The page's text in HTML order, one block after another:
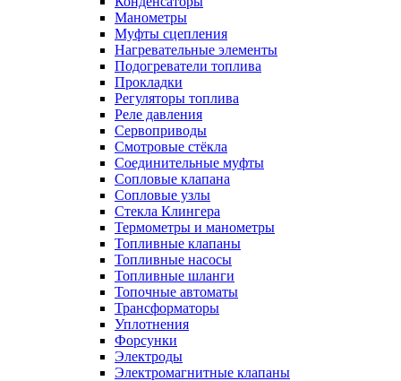
Манометры
Муфты сцепления
Нагревательные элементы
Подогреватели топлива
Прокладки
Регуляторы топлива
Реле давления
Сервоприводы
Смотровые стёкла
Соединительные муфты
Сопловые клапана
Сопловые узлы
Стекла Клингера
Термометры и манометры
Топливные клапаны
Топливные насосы
Топливные шланги
Топочные автоматы
Трансформаторы
Уплотнения
Форсунки
Электроды
Электромагнитные клапаны